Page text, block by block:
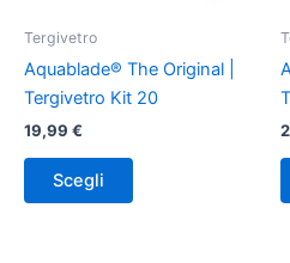
Tergivetro
Aquablade® The Original |
Tergivetro Kit 20
19,99 €
Scegli
nella
pagina
prodotto